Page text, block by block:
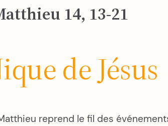
14, 13-21
de Jésus
reprend le fil des